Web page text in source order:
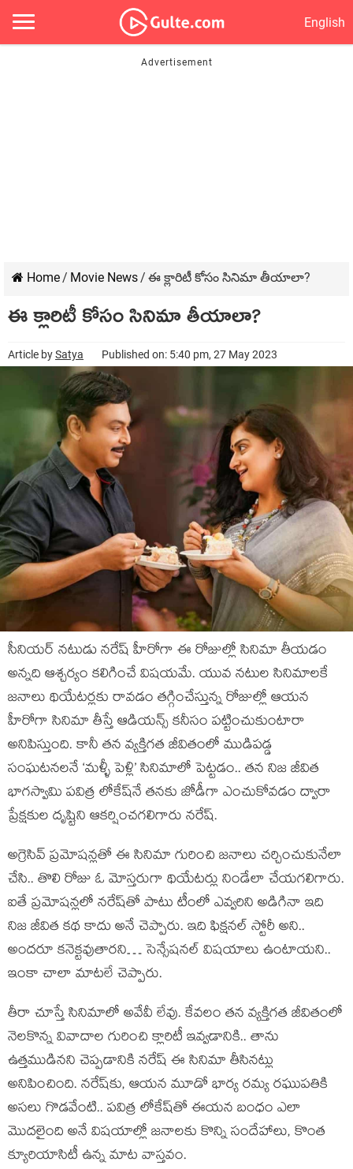
English
Home/ Movie News/ ఈ క్లారిటీ కోసం సినిమా తీయాలా?
ఈ క్లారిటీ కోసం సినిమా తీయాలా?
Article bySatya Published on: 5:40 pm, 27 May 2023
సీనియర్ నటుడు నరేష్ హీరోగా ఈ రోజుల్లో సినిమా తీయడం
అన్నది ఆశ్చర్యం కలిగించే విషయమే. యువ నటుల సినిమాలకే
జనాలు థియేటర్లకు రావడం తగ్గించేస్తున్న రోజుల్లో ఆయన
హీరోగా సినిమా తీస్తే ఆడియన్స్ కనీసం పట్టించుకుంటారా
అనిపిస్తుంది. కానీ తన వ్యక్తిగత జీవితంలో ముడిపడ్డ
సంఘటనలనే ‘మళ్ళీ పెళ్లి’ సినిమాలో పెట్టడం.. తన నిజ జీవిత
భాగస్వామి పవిత్ర లోకేష్‌నే తనకు జోడీగా ఎంచుకోవడం ద్వారా
ప్రేక్షకుల దృష్టిని ఆకర్షించగలిగారు నరేష్.
అగ్రెసివ్ ప్రమోషన్లతో ఈ సినిమా గురించి జనాలు చర్చించుకునేలా
చేసి.. తొలి రోజు ఓ మోస్తరుగా థియేటర్లు నిండేలా చేయగలిగారు.
ఐతే ప్రమోషన్లలో నరేష్‌తో పాటు టీంలో ఎవ్వరిని అడిగినా ఇది
నిజ జీవిత కథ కాదు అనే చెప్పారు. ఇది ఫిక్షనల్ స్టోరీ అని..
అందరూ కనెక్టవుతారని… సెన్సేషనల్ విషయాలు ఉంటాయని..
ఇంకా చాలా మాటలే చెప్పారు.
తీరా చూస్తే సినిమాలో అవేవీ లేవు. కేవలం తన వ్యక్తిగత జీవితంలో
నెలకొన్న వివాదాల గురించి క్లారిటీ ఇవ్వడానికి.. తాను
ఉత్తముడినని చెప్పడానికి నరేష్ ఈ సినిమా తీసినట్లు
అనిపించింది. నరేష్‌కు, ఆయన మూడో భార్య రమ్య రఘుపతికి
అసలు గొడవేంటి.. పవిత్ర లోకేష్‌తో ఈయన బంధం ఎలా
మొదలైంది అనే విషయాల్లో జనాలకు కొన్ని సందేహాలు, కొంత
క్యూరియాసిటీ ఉన్న మాట వాస్తవం.